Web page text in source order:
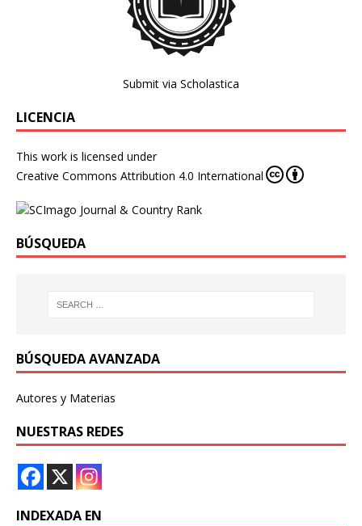
Submit via Scholastica
LICENCIA
This work is licensed under
Creative Commons Attribution 4.0 International
BÚSQUEDA
BÚSQUEDA AVANZADA
Autores y Materias
NUESTRAS REDES
INDEXADA EN